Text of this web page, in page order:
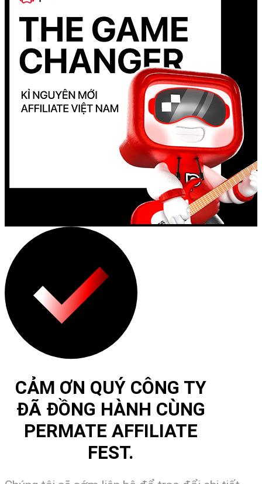
CẢM ƠN QUÝ CÔNG TY
ĐÃ ĐỒNG HÀNH CÙNG
PERMATE AFFILIATE
FEST.